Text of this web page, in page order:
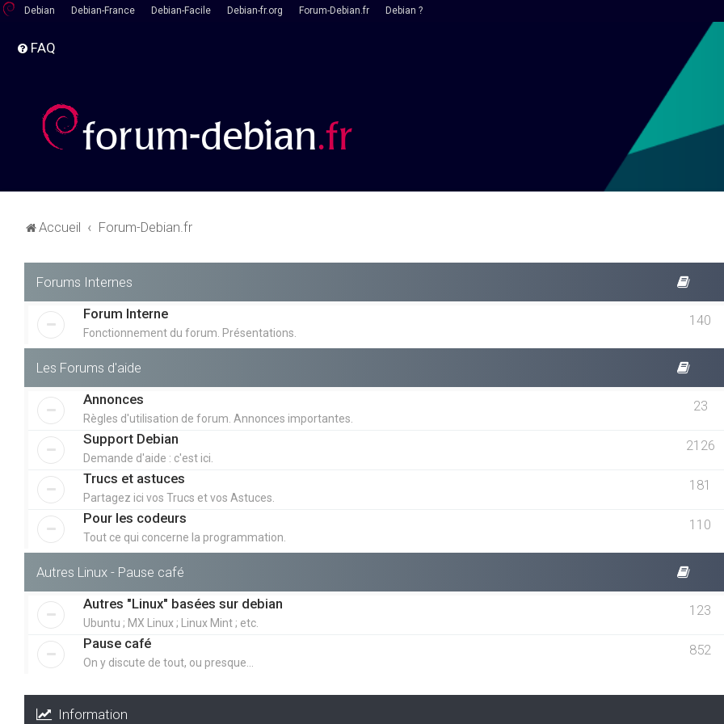
Debian Debian-France Debian-Facile Debian-fr.org Forum-Debian.fr Debian ?
FAQ
Accueil Forum-Debian.fr
Forums Internes
Forum Interne
Fonctionnement du forum. Présentations.
140
Les Forums d'aide
Annonces
Règles d'utilisation de forum. Annonces importantes.
23
Support Debian
Demande d'aide : c'est ici.
2126
Trucs et astuces
Partagez ici vos Trucs et vos Astuces.
181
Pour les codeurs
Tout ce qui concerne la programmation.
110
Autres Linux - Pause café
Autres "Linux" basées sur debian
Ubuntu ; MX Linux ; Linux Mint ; etc.
123
Pause café
On y discute de tout, ou presque...
852
Information